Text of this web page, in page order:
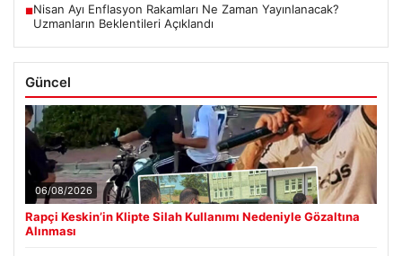
■Nisan Ayı Enflasyon Rakamları Ne Zaman Yayınlanacak?
Uzmanların Beklentileri Açıklandı
Güncel
06/08/2026
Rapçi Keskin’in Klipte Silah Kullanımı Nedeniyle Gözaltına
Alınması